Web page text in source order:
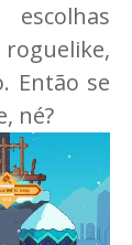
Então se
né?